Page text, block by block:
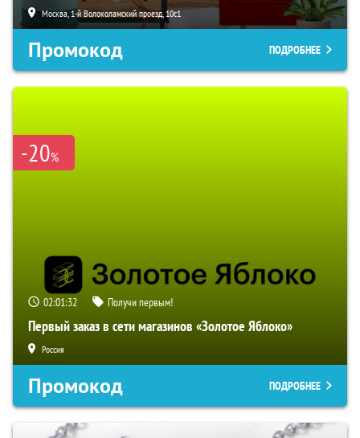
Москва, 1-й Волоколамский проезд, 10с1
Промокод ПОДРОБНЕЕ
-20%
02:01:31 Получи первым!
Первый заказ в сети магазинов «Золотое Яблоко»
Россия
Промокод ПОДРОБНЕЕ